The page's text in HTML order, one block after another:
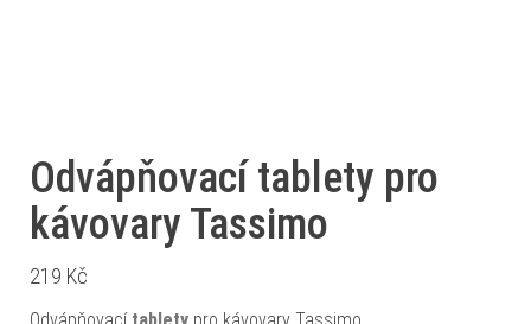
Odvápňovací tablety pro
kávovary Tassimo
219 Kč